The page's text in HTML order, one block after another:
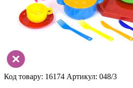
Код товару: 16174 Артикул: 048/3